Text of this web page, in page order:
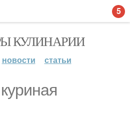
КУЛИНАРИИ
новости статьи
5